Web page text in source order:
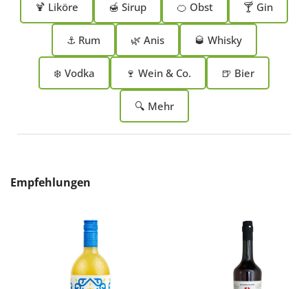
🍹 Liköre 🍯 Sirup 🍊 Obst 🍸 Gin
⚓ Rum 🌿 Anis 🥃 Whisky
❄️ Vodka 🍷 Wein & Co. 🍺 Bier
🔍 Mehr
Produktgalerie überspringen
Empfehlungen